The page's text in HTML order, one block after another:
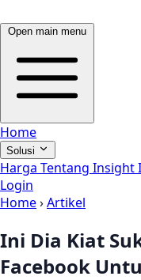
Open main menu
Home
Solusi
Harga Tentang Insight
Login
Home›Artikel
Ini Dia Kiat
Facebook